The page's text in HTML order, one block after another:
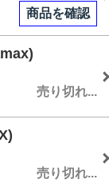
商品を確認
売り切れ...
売り切れ...